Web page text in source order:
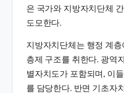
은 국가와 지방자치단체
도모한다.
지방자치단체는 행정 계
층제 구조를 취한다. 광역
별자치도가 포함되며, 이
를 담당한다. 반면 기초자